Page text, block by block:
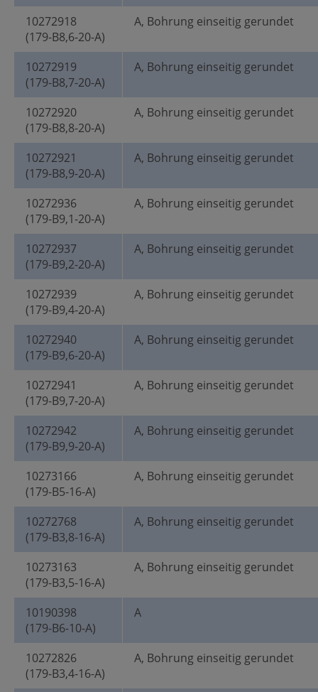
10272918
(179-B8,6-20-A)
A, Bohrung einseitig gerundet
10272919
(179-B8,7-20-A)
A, Bohrung einseitig gerundet
10272920
(179-B8,8-20-A)
A, Bohrung einseitig gerundet
10272921
(179-B8,9-20-A)
A, Bohrung einseitig gerundet
10272936
(179-B9,1-20-A)
A, Bohrung einseitig gerundet
10272937
(179-B9,2-20-A)
A, Bohrung einseitig gerundet
10272939
(179-B9,4-20-A)
A, Bohrung einseitig gerundet
10272940
(179-B9,6-20-A)
A, Bohrung einseitig gerundet
10272941
(179-B9,7-20-A)
A, Bohrung einseitig gerundet
10272942
(179-B9,9-20-A)
A, Bohrung einseitig gerundet
10273166
(179-B5-16-A)
A, Bohrung einseitig gerundet
10272768
(179-B3,8-16-A)
A, Bohrung einseitig gerundet
10273163
(179-B3,5-16-A)
A, Bohrung einseitig gerundet
10190398
(179-B6-10-A)
A
10272826
(179-B3,4-16-A)
A, Bohrung einseitig gerundet